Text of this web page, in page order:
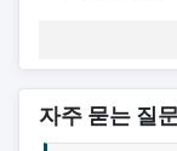
자주 묻는 질